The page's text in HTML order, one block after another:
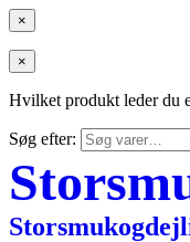
×
×
Hvilket produkt leder du
Søg efter: